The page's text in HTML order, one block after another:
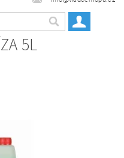
5L